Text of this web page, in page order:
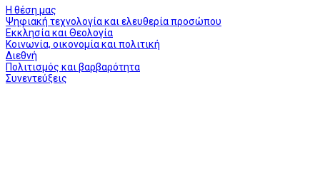
Η θέση μας
Ψηφιακή τεχνολογία και ελευθερία προσώπου
Εκκλησία και Θεολογία
Κοινωνία, οικονομία και πολιτική
Διεθνή
Πολιτισμός και βαρβαρότητα
Συνεντεύξεις